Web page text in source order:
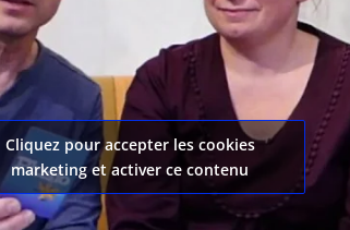
Cliquez pour accepter les cookies
marketing et activer ce contenu